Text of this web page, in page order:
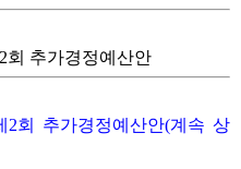
회 추가경정예산안
2회 추가경정예산안(계속 상